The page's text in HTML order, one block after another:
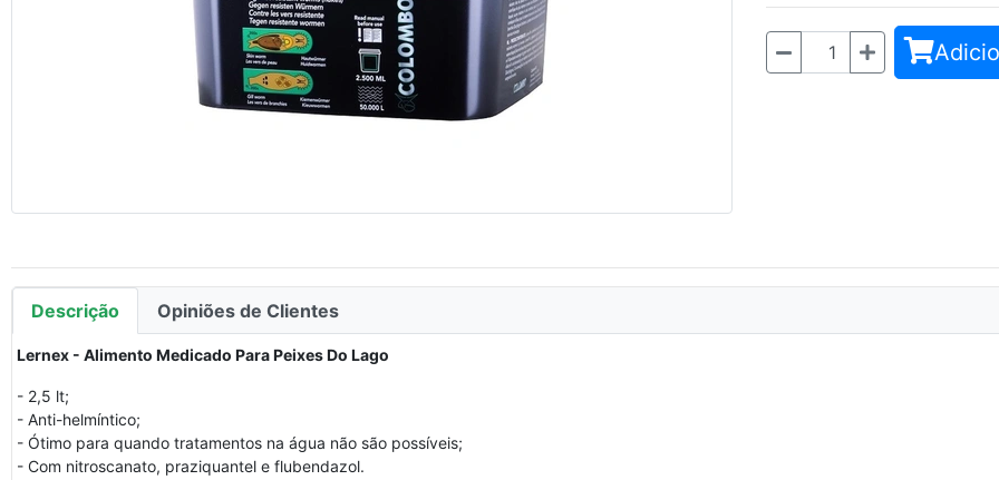
Quantidade
Descrição Opiniões de Clientes
Lernex - Alimento Medicado Para Peixes Do Lago
- 2,5 lt;
- Anti-helmíntico;
- Ótimo para quando tratamentos na água não são possíveis;
- Com nitroscanato, praziquantel e flubendazol.